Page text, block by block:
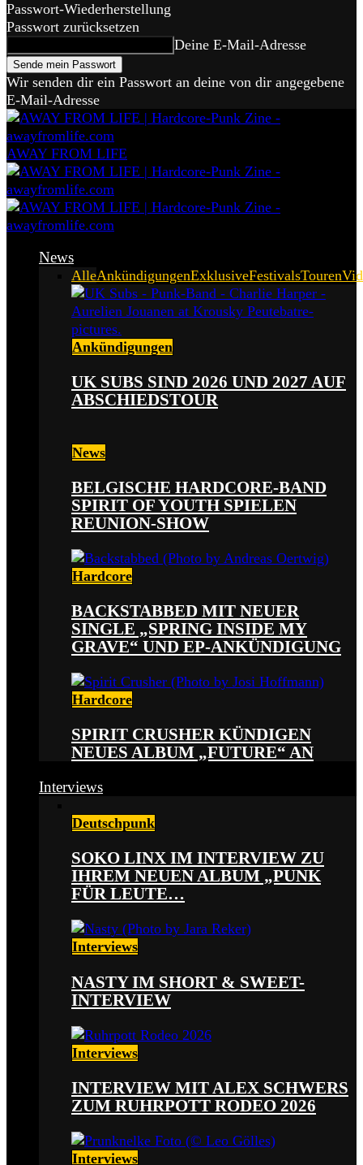
Passwort-Wiederherstellung
Passwort zurücksetzen
Deine E-Mail-Adresse
Wir senden dir ein Passwort an deine von dir angegebene
E-Mail-Adresse
AWAY FROM LIFE
News
AlleAnkündigungenExklusiveFestivalsTouren
Ankündigungen
UK SUBS SIND 2026 UND 2027 AUF
ABSCHIEDSTOUR
News
BELGISCHE HARDCORE-BAND
SPIRIT OF YOUTH SPIELEN
REUNION-SHOW
Hardcore
BACKSTABBED MIT NEUER
SINGLE „SPRING INSIDE MY
GRAVE“ UND EP-ANKÜNDIGUNG
Hardcore
SPIRIT CRUSHER KÜNDIGEN
NEUES ALBUM „FUTURE“ AN
Interviews
Deutschpunk
SOKO LINX IM INTERVIEW ZU
IHREM NEUEN ALBUM „PUNK
FÜR LEUTE…
Interviews
NASTY IM SHORT & SWEET-
INTERVIEW
Interviews
INTERVIEW MIT ALEX SCHWERS
ZUM RUHRPOTT RODEO 2026
Interviews